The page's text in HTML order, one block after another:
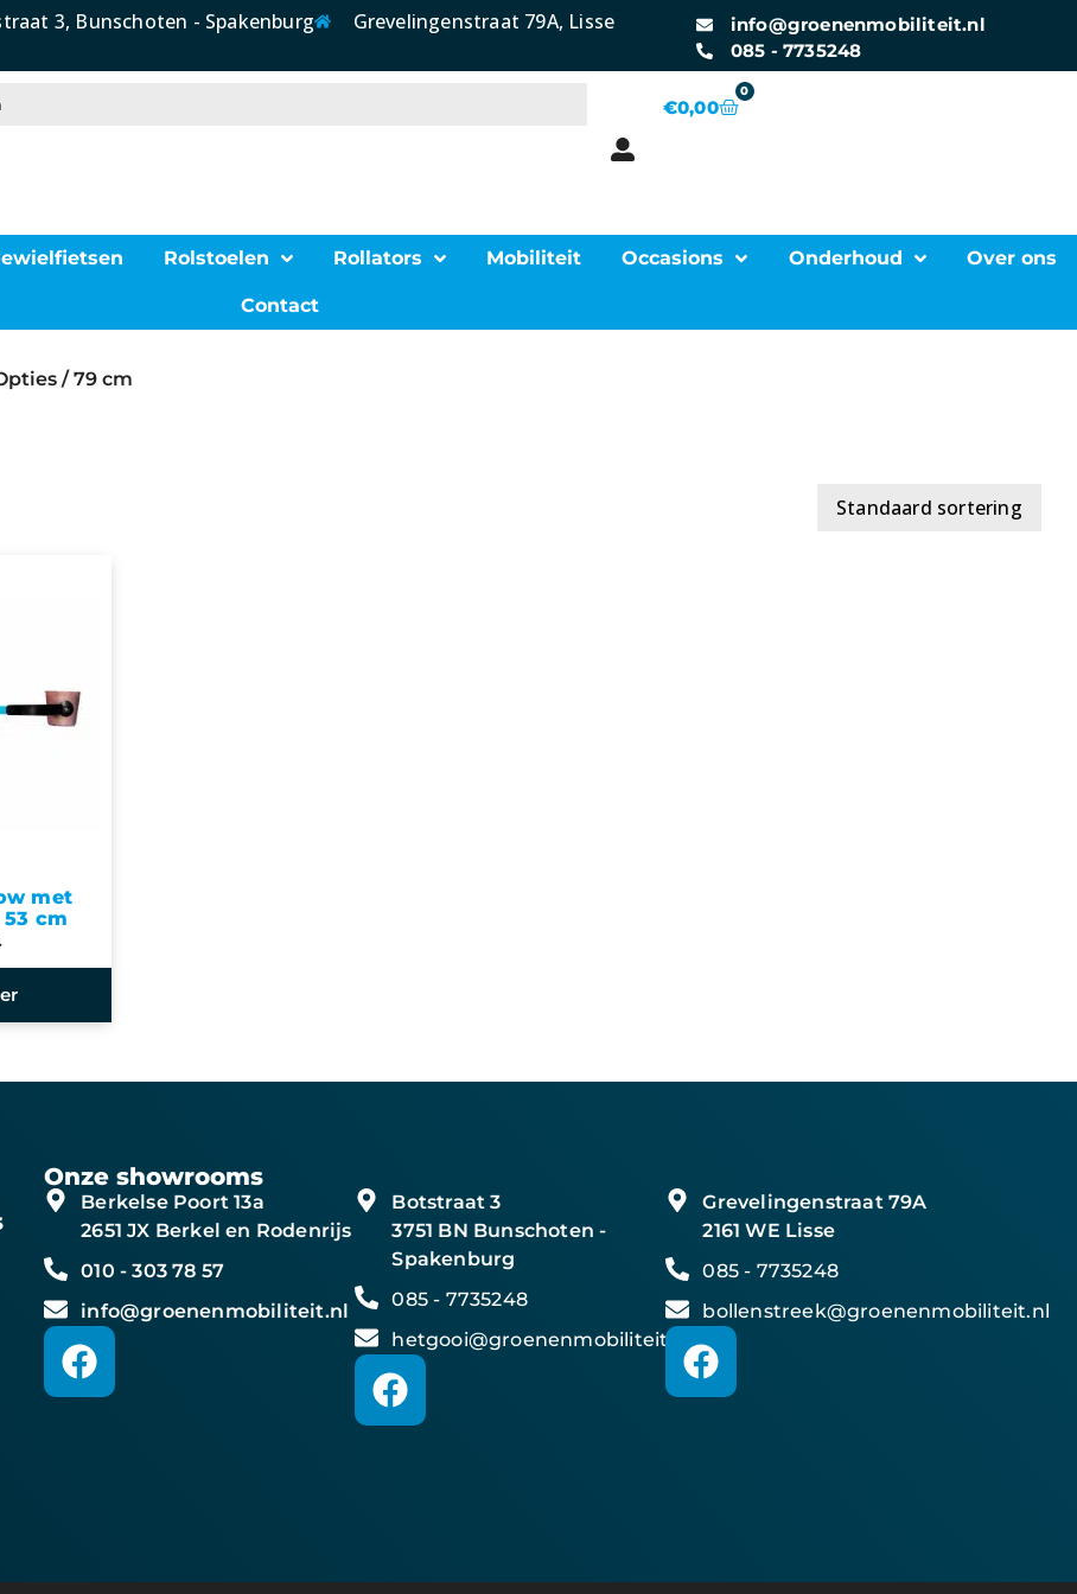
3, Bunschoten - Spakenburg
Grevelingenstraat 79A, Lisse
info@groenenmobiliteit.nl
085 - 7735248
€0,00
0
Rolstoelen Rollators Mobiliteit Occasions Onderhoud Over ons
Contact
/ 79 cm
met
cm
Onze showrooms
Berkelse Poort 13a
2651 JX Berkel en Rodenrijs
010 - 303 78 57
info@groenenmobiliteit.nl
Botstraat 3
3751 BN Bunschoten -
Spakenburg
085 - 7735248
hetgooi@groenenmobiliteit.nl
Grevelingenstraat 79A
2161 WE Lisse
085 - 7735248
bollenstreek@groenenmobiliteit.nl